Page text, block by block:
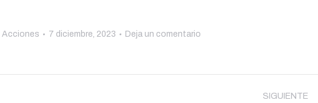
Acciones 7 diciembre, 2023 Deja un comentario
SIGUIENTE